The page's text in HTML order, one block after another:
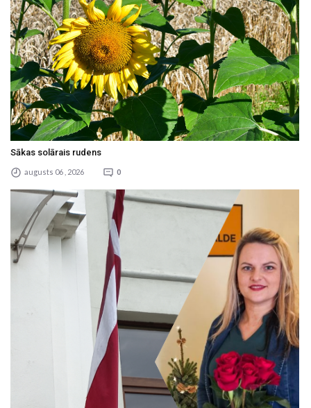
Sākas solārais rudens
augusts 06 , 2026 0